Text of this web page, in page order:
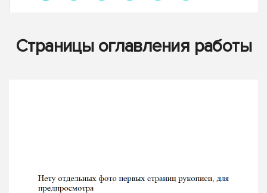
Страницы оглавления работы